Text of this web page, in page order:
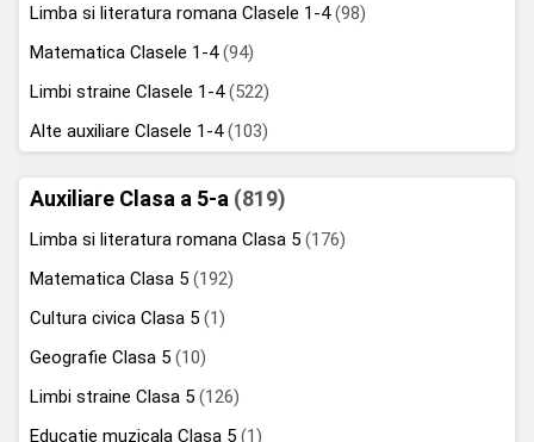
Limba si literatura romana Clasele 1-4(98)
Matematica Clasele 1-4(94)
Limbi straine Clasele 1-4(522)
Alte auxiliare Clasele 1-4(103)
Auxiliare Clasa a 5-a (819)
Limba si literatura romana Clasa 5 (176)
Matematica Clasa 5 (192)
Cultura civica Clasa 5 (1)
Geografie Clasa 5 (10)
Limbi straine Clasa 5 (126)
Educatie muzicala Clasa 5 (1)